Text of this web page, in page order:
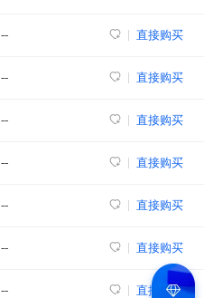
-- 直接购买
-- 直接购买
-- 直接购买
-- 直接购买
-- 直接购买
-- 直接购买
-- 直接购买